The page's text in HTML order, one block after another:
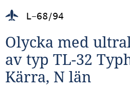
L-68/94
Olycka med
av typ TL-32
Kärra, N län